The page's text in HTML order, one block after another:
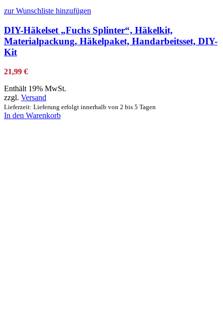
zur Wunschliste hinzufügen
DIY-Häkelset „Fuchs Splinter“, Häkelkit,
Materialpackung, Häkelpaket, Handarbeitsset, DIY-
Kit
21,99 €
Enthält 19% MwSt.
zzgl. Versand
Lieferzeit: Lieferung erfolgt innerhalb von 2 bis 5 Tagen
In den Warenkorb